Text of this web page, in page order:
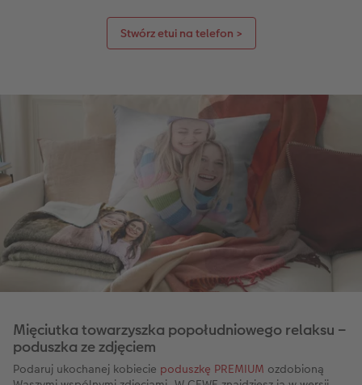
Stwórz etui na telefon >
Mięciutka towarzyszka popołudniowego relaksu –
poduszka ze zdjęciem
Podaruj ukochanej kobiecie poduszkę PREMIUM ozdobioną